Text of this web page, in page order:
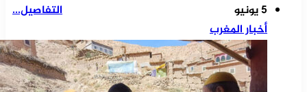
التفاصيل...
5 يونيو
أخبار المغرب